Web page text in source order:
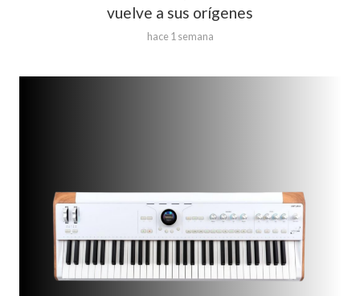
vuelve a sus orígenes
hace 1 semana